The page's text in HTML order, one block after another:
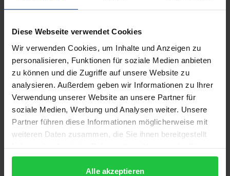
Diese Webseite verwendet Cookies
Wir verwenden Cookies, um Inhalte und Anzeigen zu
personalisieren, Funktionen für soziale Medien anbieten
zu können und die Zugriffe auf unsere Website zu
analysieren. Außerdem geben wir Informationen zu Ihrer
Verwendung unserer Website an unsere Partner für
soziale Medien, Werbung und Analysen weiter. Unsere
Partner führen diese Informationen möglicherweise mit
weiteren Daten zusammen, die Sie ihnen bereitgestellt
gesammelt haben.
Alle akzeptieren